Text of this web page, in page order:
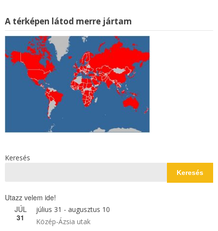
A térképen látod merre jártam
Keresés
Keresés
Utazz velem ide!
JÚL
31
július 31 - augusztus 10
Közép-Ázsia utak